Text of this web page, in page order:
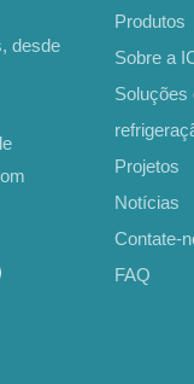
desde
Produtos
Sobre a
Soluções
Projetos
Notícias
Contate-
FAQ